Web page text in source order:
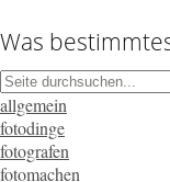
Was
allgemein
fotodinge
fotografen
fotomachen